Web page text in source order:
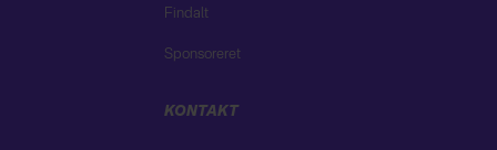
Findalt
Sponsoreret
KONTAKT